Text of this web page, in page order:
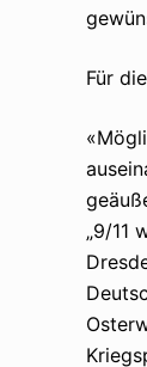
Für
„9/11